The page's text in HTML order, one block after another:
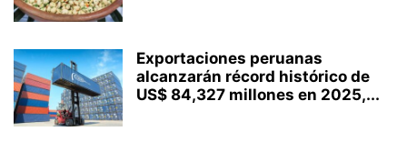
Exportaciones peruanas
alcanzarán récord histórico de
US$ 84,327 millones en 2025,...